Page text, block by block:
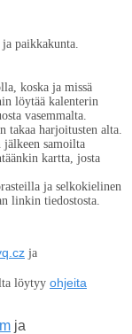
paikkakunta.
koska ja missä
löytää kalenterin
vasemmalta.
takaa harjoitusten alta.
samoilta
kartta, josta
ja selkokielinen
linkin tiedostosta.
ja
löytyy ohjeita
ja